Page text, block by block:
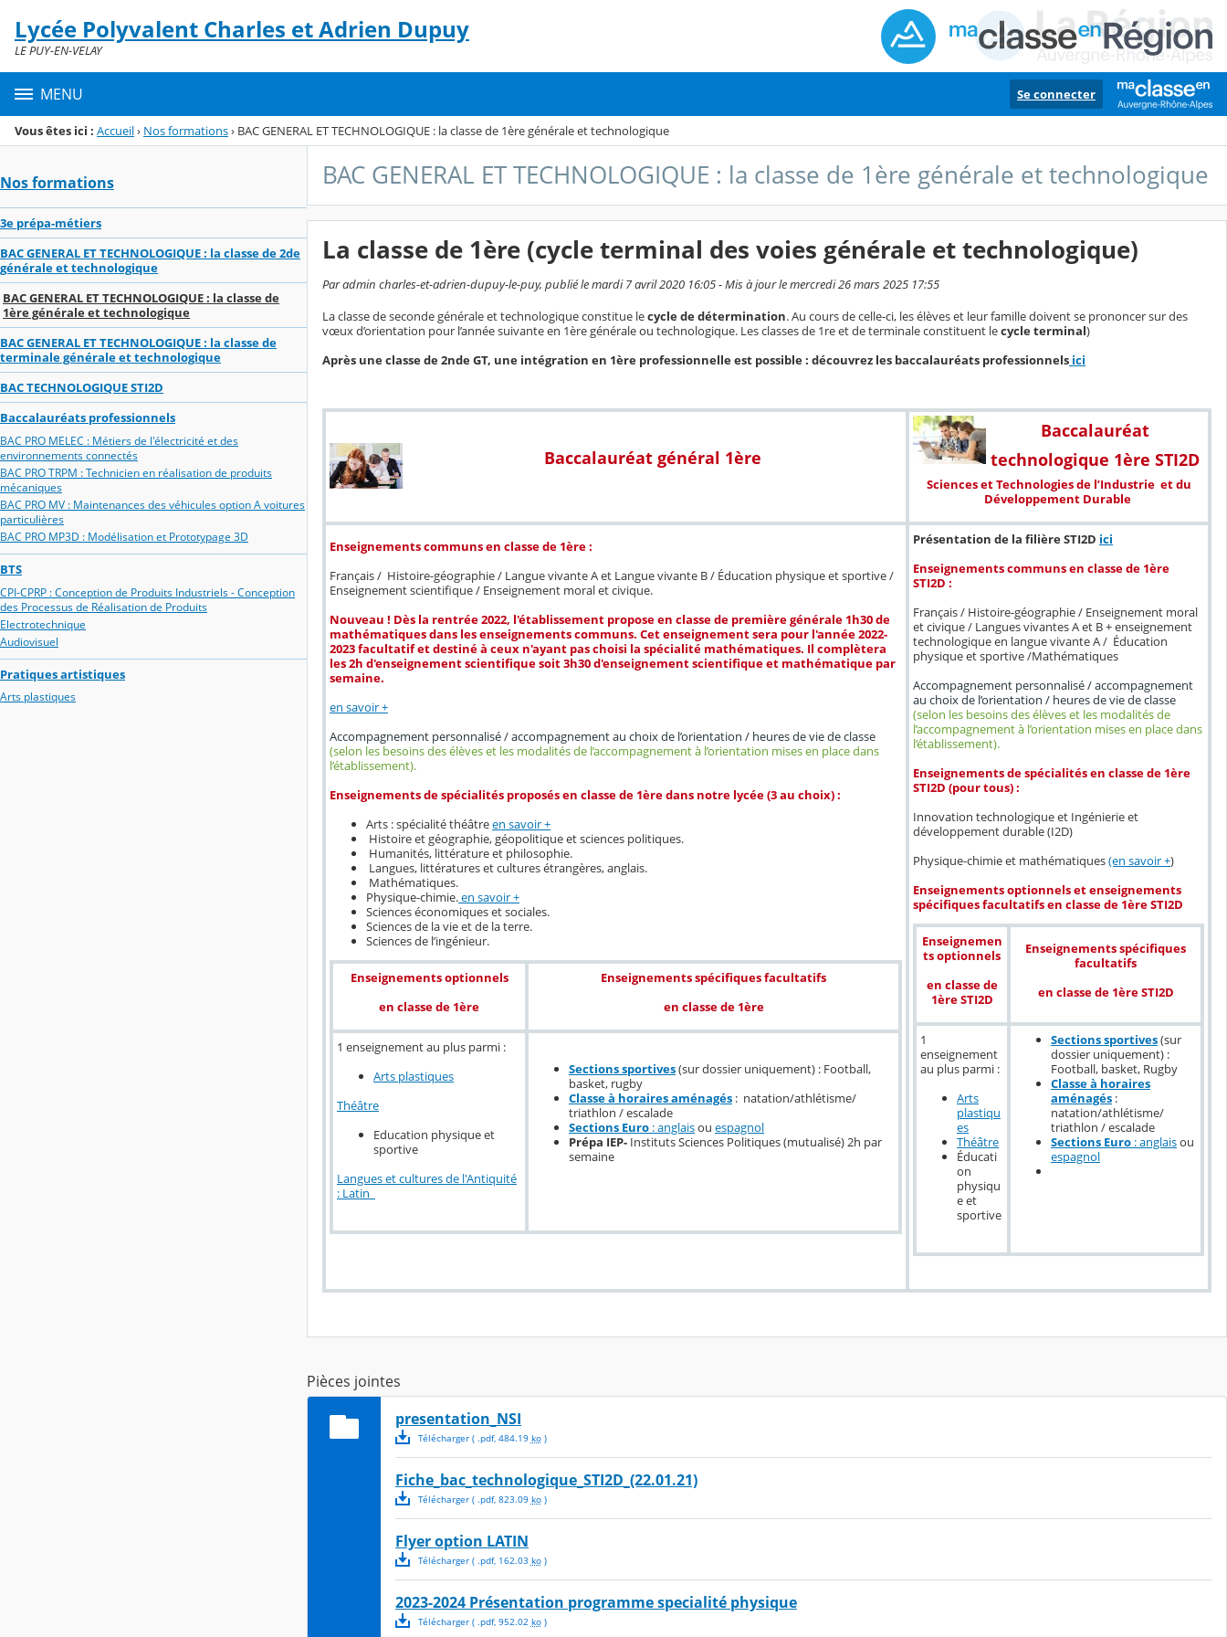
Menu de la rubrique
Contenu
Lycée Polyvalent Charles et Adrien Dupuy
LE PUY-EN-VELAY
MENU Se connecter
Vous êtes ici : Accueil› Nos formations› BAC GENERAL ET TECHNOLOGIQUE : la classe de 1ère générale et technologique
Nos formations
3e prépa-métiers
BAC GENERAL ET TECHNOLOGIQUE : la classe de 2de
générale et technologique
BAC GENERAL ET TECHNOLOGIQUE : la classe de
1ère générale et technologique
BAC GENERAL ET TECHNOLOGIQUE : la classe de
terminale générale et technologique
BAC TECHNOLOGIQUE STI2D
Baccalauréats professionnels
BAC PRO MELEC : Métiers de l'électricité et des
environnements connectés
BAC PRO TRPM : Technicien en réalisation de produits
mécaniques
BAC PRO MV : Maintenances des véhicules option A voitures
particulières
BAC PRO MP3D : Modélisation et Prototypage 3D
BTS
CPI-CPRP : Conception de Produits Industriels - Conception
des Processus de Réalisation de Produits
Electrotechnique
Audiovisuel
Pratiques artistiques
Arts plastiques
BAC GENERAL ET TECHNOLOGIQUE : la classe de 1ère générale et technologique
La classe de 1ère (cycle terminal des voies générale et technologique)
Par admin charles-et-adrien-dupuy-le-puy, publié le mardi 7 avril 2020 16:05 - Mis à jour le mercredi 26 mars 2025 17:55
La classe de seconde générale et technologique constitue lecycle de détermination. Au cours de celle-ci, les élèves et leur famille doivent se prononcer sur des
vœux d’orientation pour l’année suivante en 1ère générale ou technologique. Les classes de 1re et de terminale constituent lecycle terminal)
Après une classe de 2nde GT, une intégration en 1ère professionnelle est possible : découvrez les baccalauréats professionnels ici
Baccalauréat général 1ère
Baccalauréat
technologique 1ère STI2D
Sciences et Technologies de l’Industrie et du
Développement Durable
Enseignements communs en classe de 1ère :
Français / Histoire-géographie / Langue vivante A et Langue vivante B / Éducation physique et sportive /
Enseignement scientifique / Enseignement moral et civique.
Nouveau ! Dès la rentrée 2022, l'établissement propose en classe de première générale 1h30 de
mathématiques dans les enseignements communs. Cet enseignement sera pour l'année 2022-
2023 facultatif et destiné à ceux n'ayant pas choisi la spécialité mathématiques. Il complètera
les 2h d'enseignement scientifique soit 3h30 d'enseignement scientifique et mathématique par
semaine.
en savoir +
Accompagnement personnalisé / accompagnement au choix de l’orientation / heures de vie de classe
(selon les besoins des élèves et les modalités de l’accompagnement à l’orientation mises en place dans
l’établissement).
Enseignements de spécialités proposés en classe de 1ère dans notre lycée (3 au choix) :
Arts : spécialité théâtreen savoir +
Histoire et géographie, géopolitique et sciences politiques.
Humanités, littérature et philosophie.
Langues, littératures et cultures étrangères, anglais.
Mathématiques.
Physique-chimie.en savoir +
Sciences économiques et sociales.
Sciences de la vie et de la terre.
Sciences de l’ingénieur.
Enseignements optionnels
en classe de 1ère
Enseignements spécifiques facultatifs
en classe de 1ère
1 enseignement au plus parmi :
Arts plastiques
Théâtre
Education physique et
sportive
Langues et cultures de l'Antiquité
: Latin
Sections sportives(sur dossier uniquement) : Football,
basket, rugby
Classe à horaires aménagés : natation/athlétisme/
triathlon / escalade
Sections Euro : anglaisou espagnol
Prépa IEP- Instituts Sciences Politiques (mutualisé) 2h par
semaine
Présentation de la filière STI2D ici
Enseignements communs en classe de 1ère
STI2D :
Français / Histoire-géographie / Enseignement moral
et civique / Langues vivantes A et B + enseignement
technologique en langue vivante A / Éducation
physique et sportive /Mathématiques
Accompagnement personnalisé / accompagnement
au choix de l’orientation / heures de vie de classe
(selon les besoins des élèves et les modalités de
l’accompagnement à l’orientation mises en place dans
l’établissement).
Enseignements de spécialités en classe de 1ère
STI2D (pour tous) :
Innovation technologique et Ingénierie et
développement durable (I2D)
Physique-chimie et mathématiques(en savoir +)
Enseignements optionnels et enseignements
spécifiques facultatifs en classe de 1ère STI2D
Enseignemen
ts optionnels
en classe de
1ère STI2D
Enseignements spécifiques
facultatifs
en classe de 1ère STI2D
1
enseignement
au plus parmi :
Arts
plastiqu
es
Théâtre
Éducati
on
physiqu
e et
sportive
Sections sportives(sur
dossier uniquement) :
Football, basket, Rugby
Classe à horaires
aménagés :
natation/athlétisme/
triathlon / escalade
Sections Euro : anglaisou
espagnol
Pièces jointes
presentation_NSI
Télécharger( .pdf, 484.19 ko)
Fiche_bac_technologique_STI2D_(22.01.21)
Télécharger( .pdf, 823.09 ko)
Flyer option LATIN
Télécharger( .pdf, 162.03 ko)
2023-2024 Présentation programme specialité physique
Télécharger( .pdf, 952.02 ko)